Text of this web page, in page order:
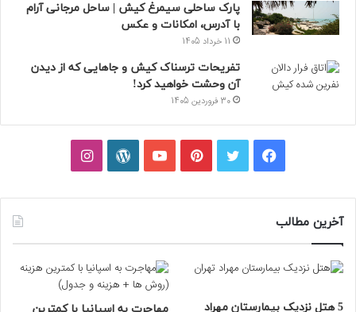
پارک ساحلی سیمرغ کیش | ساحل مرجانی آرام
با آدرس، امکانات و عکس
11 خرداد 1405
تفریحات ترسناک کیش و جاهایی که از دیدن
آن وحشت خواهید کرد!
30 فروردین 1405
فیسبوکتوییترپینتریستیوتیوبوردپرساینستاگرام
آخرین مطالب
5 هتل نزدیک بیمارستان مهراد